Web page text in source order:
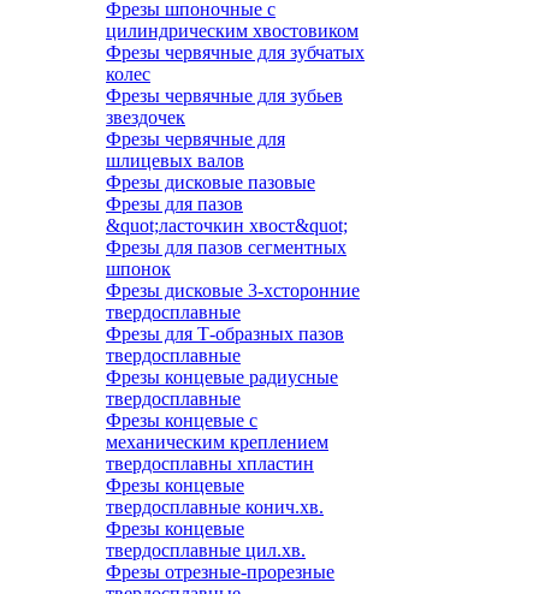
Фрезы шпоночные с
цилиндрическим хвостовиком
Фрезы червячные для зубчатых
колес
Фрезы червячные для зубьев
звездочек
Фрезы червячные для
шлицевых валов
Фрезы дисковые пазовые
Фрезы для пазов
&quot;ласточкин хвост&quot;
Фрезы для пазов сегментных
шпонок
Фрезы дисковые 3-хсторонние
твердосплавные
Фрезы для Т-образных пазов
твердосплавные
Фрезы концевые радиусные
твердосплавные
Фрезы концевые с
механическим креплением
твердосплавны хпластин
Фрезы концевые
твердосплавные конич.хв.
Фрезы концевые
твердосплавные цил.хв.
Фрезы отрезные-прорезные